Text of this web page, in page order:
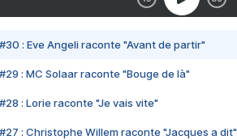
#30 : Eve Angeli raconte "Avant de partir"
#29 : MC Solaar raconte "Bouge de là"
#28 : Lorie raconte "Je vais vite"
#27 : Christophe Willem raconte "Jacques a dit"